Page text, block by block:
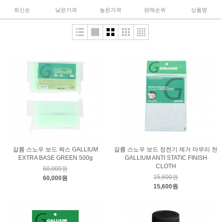
최신순 낮은가격 높은가격 판매순위 상품명
갈륨 스노우 보드 왁스 GALLIUM
EXTRA BASE GREEN 500g
60,000원
60,000원
갈륨 스노우 보드 정전기 제거 마무리 천
GALLIUM ANTI STATIC FINISH
CLOTH
15,600원
15,600원